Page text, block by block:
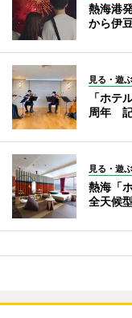
熱海港
から伊
見る・遊ぶ
「ホテ
周年 記
見る・遊ぶ
熱海「
全天候